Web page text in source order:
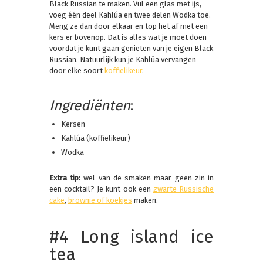
Black Russian te maken. Vul een glas met ijs,
voeg één deel Kahlúa en twee delen Wodka toe.
Meng ze dan door elkaar en top het af met een
kers er bovenop. Dat is alles wat je moet doen
voordat je kunt gaan genieten van je eigen Black
Russian. Natuurlijk kun je Kahlúa vervangen
door elke soort koffielikeur.
Ingrediënten:
Kersen
Kahlúa (koffielikeur)
Wodka
Extra tip:wel van de smaken maar geen zin in
een cocktail? Je kunt ook een zwarte Russische
cake, brownie of koekjes maken.
#4 Long island ice
tea